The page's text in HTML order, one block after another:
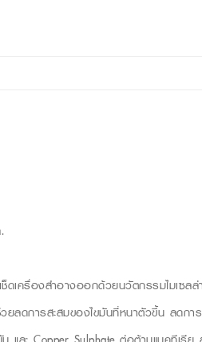
เครื่องสำอางออกด้วยนวัตกรรมไมเซ
ลดการสะสมของไขมันที่หนาตัวขึ้น ลดกา